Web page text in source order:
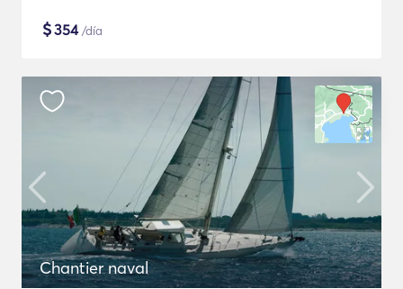
$354/día
Chantier naval